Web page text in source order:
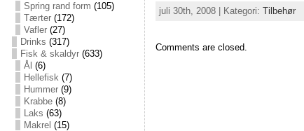
Spring rand form (105)
Tærter(172)
Vafler(27)
Drinks (317)
Fisk & skaldyr(633)
Ål (6)
Hellefisk(7)
Hummer(9)
Krabbe(8)
Laks (63)
Makrel (15)
juli 30th, 2008 | Kategori: Tilbehør
Comments are closed.